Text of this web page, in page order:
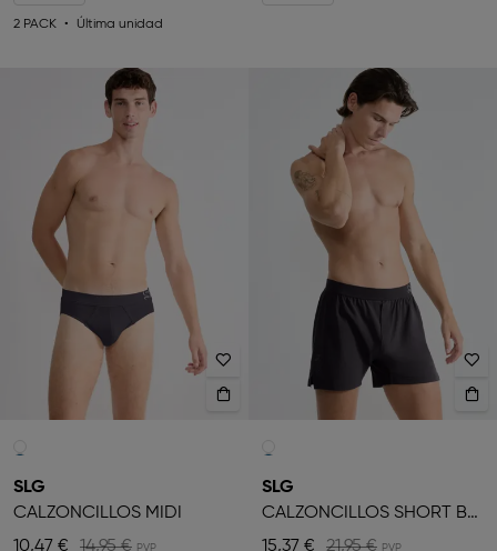
2 PACK Última unidad
SLG
CALZONCILLOS MIDI
10,47 €
14,95 €
SLG
CALZONCILLOS SHORT BÓXER
15,37 €
21,95 €